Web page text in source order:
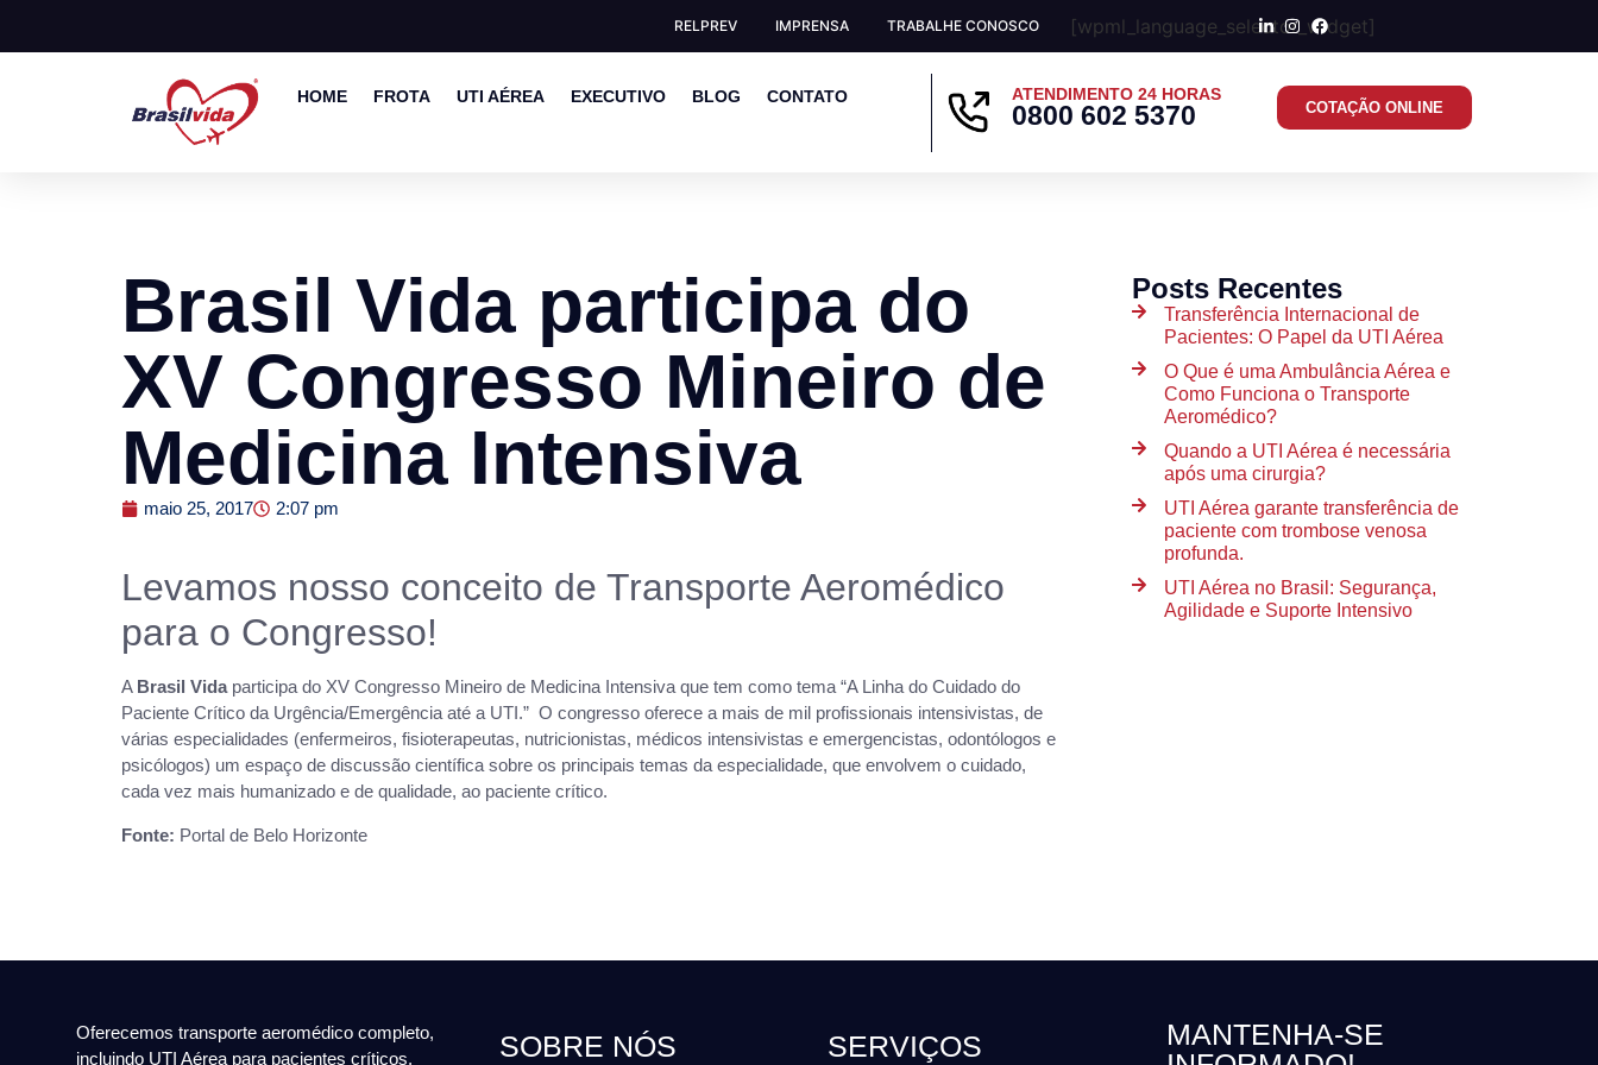
RELPREV IMPRENSA TRABALHE CONOSCO [wpml_language_selector_widget]
HOME FROTA UTI AÉREA EXECUTIVO BLOG CONTATO ATENDIMENTO 24 HORAS
0800 602 5370 COTAÇÃO ONLINE
Brasil Vida participa do
XV Congresso Mineiro de
Medicina Intensiva
maio 25, 2017 2:07 pm
Levamos nosso conceito de Transporte Aeromédico
para o Congresso!
A Brasil Vidaparticipa do XV Congresso Mineiro de Medicina Intensiva que tem como tema “A Linha do Cuidado do
Paciente Crítico da Urgência/Emergência até a UTI.” O congresso oferece a mais de mil profissionais intensivistas, de
várias especialidades (enfermeiros, fisioterapeutas, nutricionistas, médicos intensivistas e emergencistas, odontólogos e
psicólogos) um espaço de discussão científica sobre os principais temas da especialidade, que envolvem o cuidado,
cada vez mais humanizado e de qualidade, ao paciente crítico.
Fonte: Portal de Belo Horizonte
Posts Recentes
Transferência Internacional de
Pacientes: O Papel da UTI Aérea
O Que é uma Ambulância Aérea e
Como Funciona o Transporte
Aeromédico?
Quando a UTI Aérea é necessária
após uma cirurgia?
UTI Aérea garante transferência de
paciente com trombose venosa
profunda.
UTI Aérea no Brasil: Segurança,
Agilidade e Suporte Intensivo
Oferecemos transporte aeromédico completo,
incluindo UTI Aérea para pacientes críticos,
SOBRE NÓS SERVIÇOS
MANTENHA-SE